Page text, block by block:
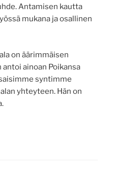
Antamisen kautta
mukana ja osallinen
on äärimmäisen
ainoan Poikansa
syntimme
yhteyteen. Hän on